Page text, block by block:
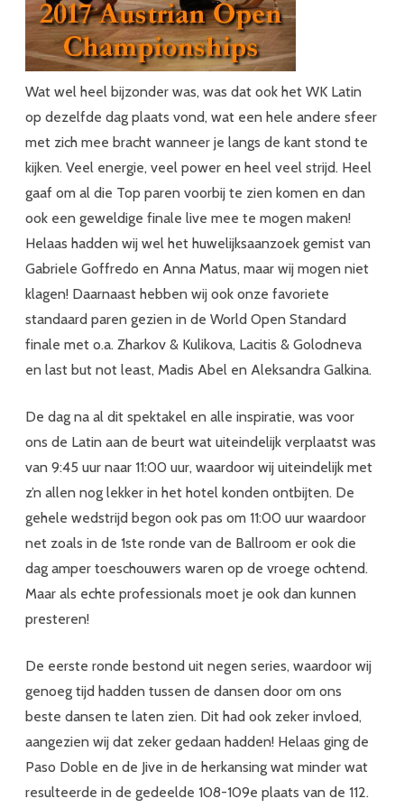
Wat wel heel bijzonder was, was dat ook het WK Latin
op dezelfde dag plaats vond, wat een hele andere sfeer
met zich mee bracht wanneer je langs de kant stond te
kijken. Veel energie, veel power en heel veel strijd. Heel
gaaf om al die Top paren voorbij te zien komen en dan
ook een geweldige finale live mee te mogen maken!
Helaas hadden wij wel het huwelijksaanzoek gemist van
Gabriele Goffredo en Anna Matus, maar wij mogen niet
klagen! Daarnaast hebben wij ook onze favoriete
standaard paren gezien in de World Open Standard
finale met o.a. Zharkov & Kulikova, Lacitis & Golodneva
en last but not least, Madis Abel en Aleksandra Galkina.
De dag na al dit spektakel en alle inspiratie, was voor
ons de Latin aan de beurt wat uiteindelijk verplaatst was
van 9:45 uur naar 11:00 uur, waardoor wij uiteindelijk met
z’n allen nog lekker in het hotel konden ontbijten. De
gehele wedstrijd begon ook pas om 11:00 uur waardoor
net zoals in de 1ste ronde van de Ballroom er ook die
dag amper toeschouwers waren op de vroege ochtend.
Maar als echte professionals moet je ook dan kunnen
presteren!
De eerste ronde bestond uit negen series, waardoor wij
genoeg tijd hadden tussen de dansen door om ons
beste dansen te laten zien. Dit had ook zeker invloed,
aangezien wij dat zeker gedaan hadden! Helaas ging de
Paso Doble en de Jive in de herkansing wat minder wat
resulteerde in de gedeelde 108-109e plaats van de 112.